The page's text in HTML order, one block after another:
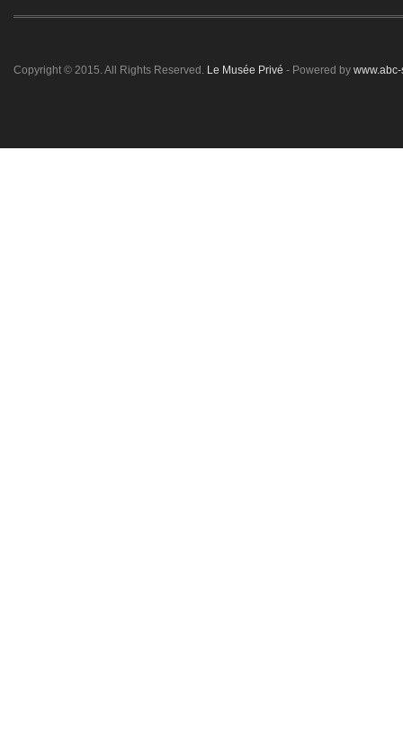
Copyright © 2015. All Rights Reserved. Le Musée Privé - Powered by